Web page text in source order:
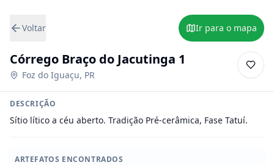
Voltar Ir para o mapa
Córrego Braço do Jacutinga 1
Foz do Iguaçu, PR
DESCRIÇÃO
Sítio lítico a céu aberto. Tradição Pré-cerâmica, Fase Tatuí.
ARTEFATOS ENCONTRADOS